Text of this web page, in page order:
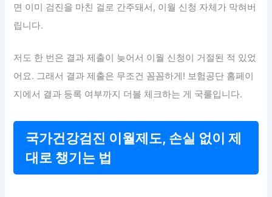
면 이미 검진을 마친 걸로 간주돼서, 이월 신청 자체가 막혀버
립니다.
저도 한 번은 결과 제출이 늦어서 이월 신청이 거절된 적 있었
어요. 그래서 결과 제출은 무조건 꼼꼼하게! 보험공단 홈페이
지에서 결과 등록 여부까지 더블 체크하는 게 국룰입니다.
국가건강검진 이월제도, 손실 없이 제
대로 챙기는 법